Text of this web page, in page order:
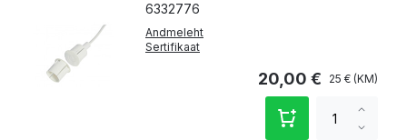
6332776
Andmeleht
Sertifikaat
20,00 € 25 €
qty